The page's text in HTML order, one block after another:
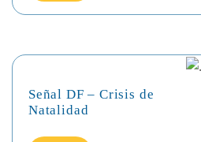
Señal DF – Crisis de
Natalidad